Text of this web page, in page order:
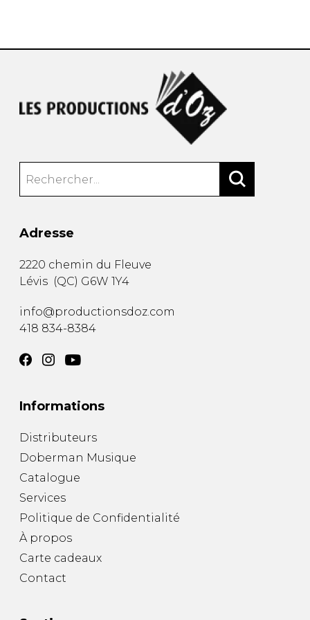
Adresse
2220 chemin du Fleuve
Lévis (QC) G6W 1Y4
info@productionsdoz.com
418 834-8384
Informations
Distributeurs
Doberman Musique
Catalogue
Services
Politique de Confidentialité
À propos
Carte cadeaux
Contact